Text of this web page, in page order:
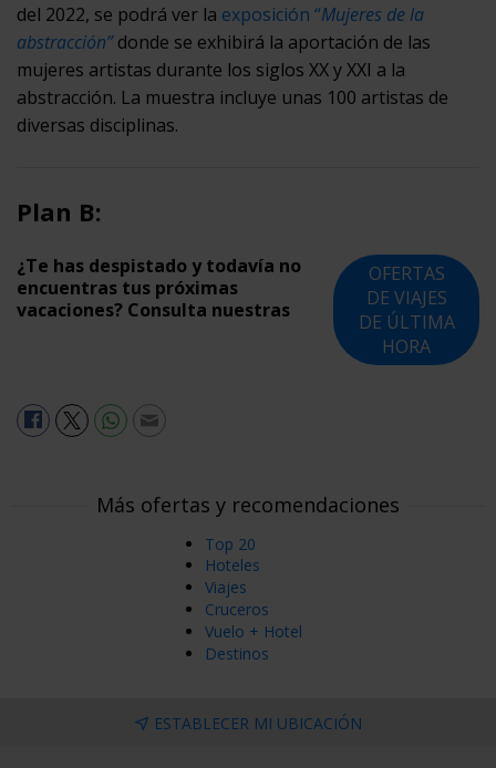
del 2022, se podrá ver la exposición “Mujeres de la
abstracción”donde se exhibirá la aportación de las
mujeres artistas durante los siglos XX y XXI a la
abstracción. La muestra incluye unas 100 artistas de
diversas disciplinas.
Plan B:
¿Te has despistado y todavía no
encuentras tus próximas
vacaciones? Consulta nuestras
OFERTAS
DE VIAJES
DE ÚLTIMA
HORA
Más ofertas y recomendaciones
Top 20
Hoteles
Viajes
Cruceros
Vuelo + Hotel
Destinos
ESTABLECER MI UBICACIÓN